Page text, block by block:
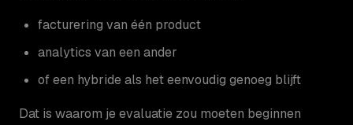
facturering van één product
analytics van een ander
of een hybride als het eenvoudig genoeg blijft
Dat is waarom je evaluatie zou moeten beginnen